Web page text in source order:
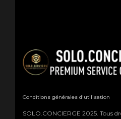
Conditions générales d'utilisation
SOLO.CONCIERGE 2025. Tous